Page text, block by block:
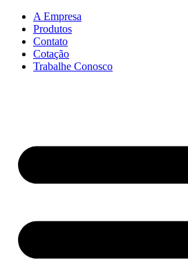
A Empresa
Produtos
Contato
Cotação
Trabalhe Conosco